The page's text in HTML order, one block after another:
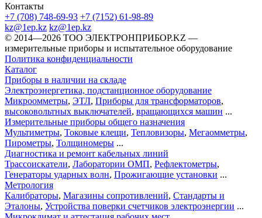
Контакты
+7 (708) 748-69-93 +7 (7152) 61-98-89
kz@1ep.kz kz@1ep.kz
©️ 2014—2026 ТОО ЭЛЕКТРОНПРИБОР.KZ —
измерительные приборы и испытательное оборудование
Политика конфиденциальности
Каталог
Приборы в наличии на складе
Электроэнергетика, подстанционное оборудование
Микроомметры, ЭТЛ, Приборы для трансформаторов,
высоковольтных выключателей, вращающихся машин ...
Измерительные приборы общего назначения
Мультиметры, Токовые клещи, Тепловизоры, Мегаомметры,
Пирометры, Толщиномеры ...
Диагностика и ремонт кабельных линий
Трассоискатели, Лаборатории ОМП, Рефлектометры,
Генераторы ударных волн, Прожигающие установки ...
Метрология
Калибраторы, Магазины сопротивлений, Стандарты и
Эталоны, Устройства поверки счетчиков электроэнергии ...